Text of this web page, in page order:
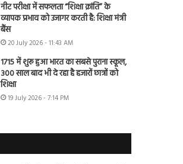
नीट परीक्षा में सफलता “शिक्षा क्रांति” के
व्यापक प्रभाव को उजागर करती है: शिक्षा मंत्री
बैंस
20 July 2026 - 11:43 AM
1715 में शुरू हुआ भारत का सबसे पुराना स्कूल,
300 साल बाद भी दे रहा है हजारों छात्रों को
शिक्षा
19 July 2026 - 7:14 PM